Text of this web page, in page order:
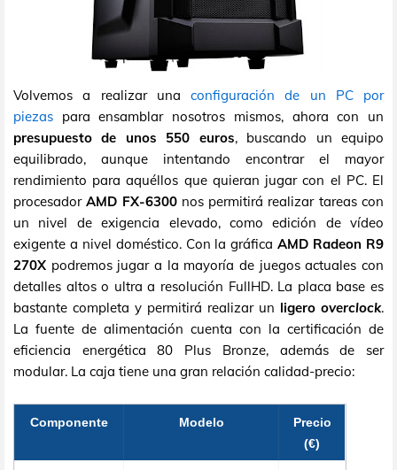
Volvemos a realizar una configuración de un PC por
piezas para ensamblar nosotros mismos, ahora con un
presupuesto de unos 550 euros, buscando un equipo
equilibrado, aunque intentando encontrar el mayor
rendimiento para aquéllos que quieran jugar con el PC. El
procesadorAMD FX-6300nos permitirá realizar tareas con
un nivel de exigencia elevado, como edición de vídeo
exigente a nivel doméstico. Con la gráficaAMD Radeon R9
270X podremos jugar a la mayoría de juegos actuales con
detalles altos o ultra a resolución FullHD. La placa base es
bastante completa y permitirá realizar un ligero overclock.
La fuente de alimentación cuenta con la certificación de
eficiencia energética 80 Plus Bronze, además de ser
modular. La caja tiene una gran relación calidad-precio:
Componente Modelo
Precio
(€)